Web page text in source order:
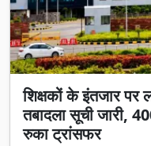
शिक्षकों के इंतजार पर
तबादला सूची जारी,
रुका ट्रांसफर